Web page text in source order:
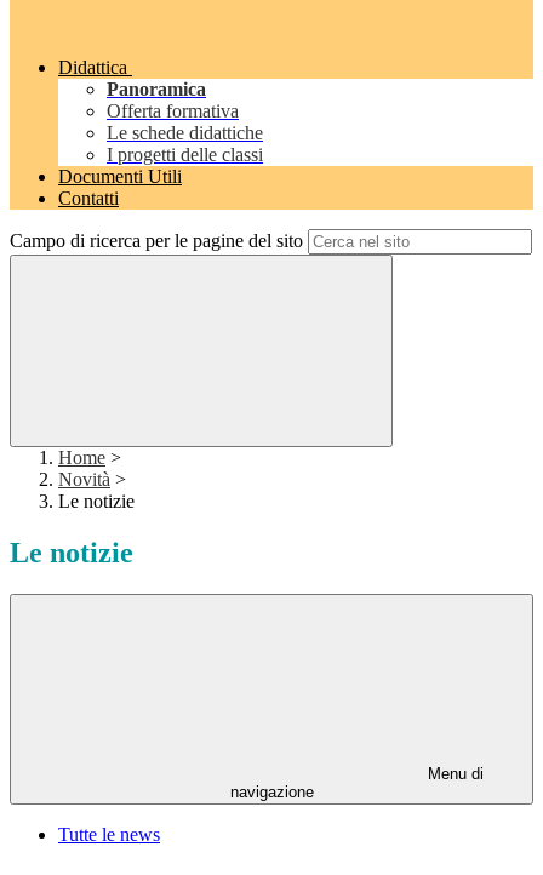
Didattica
Panoramica
Offerta formativa
Le schede didattiche
I progetti delle classi
Documenti Utili
Contatti
Campo di ricerca per le pagine del sito
Home >
Novità >
Le notizie
Le notizie
Menu di
navigazione
Tutte le news